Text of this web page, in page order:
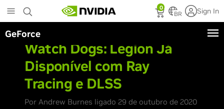
to
main
content
0
BR Sign In
GeForce
Watch Dogs: Legion Já
Disponível com Ray
Tracing e DLSS
Por Andrew Burnes ligado 29 de outubro de 2020